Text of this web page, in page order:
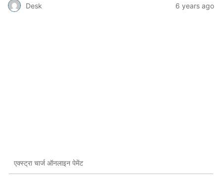
Desk 6 years ago
एक्स्ट्रा चार्ज ऑनलाइन पेमेंट